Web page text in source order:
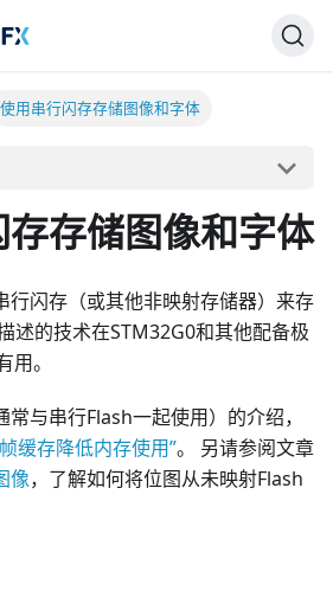
使用串行闪存存储图像和字体
存储图像和字体
行闪存（或其他非映射存储器）来存
述的技术在STM32G0和其他配备极
。
与串行Flash一起使用）的介绍，
缓存降低内存使用”。 另请参阅文章
像，了解如何将位图从未映射Flash